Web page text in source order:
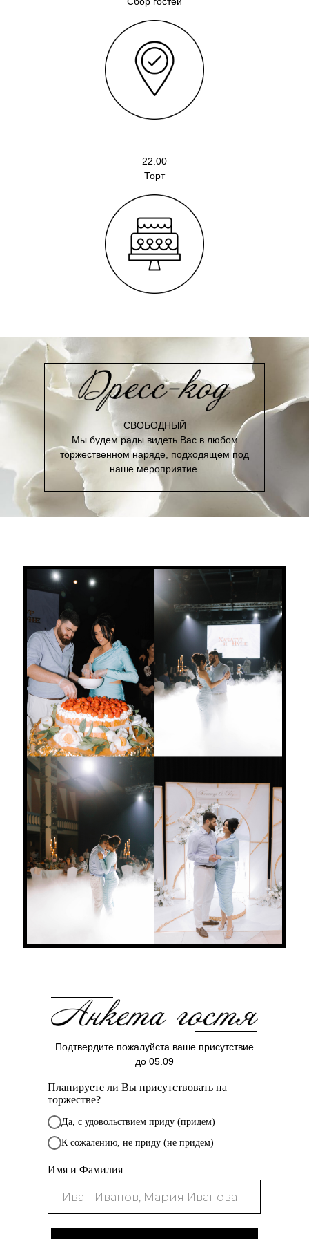
22.00
Торт
СВОБОДНЫЙ
Мы будем рады видеть Вас в любом
торжественном наряде, подходящем под
наше мероприятие.
Планируете ли Вы присутствовать на
торжестве?
Да, с удовольствием приду (придем)
К сожалению, не приду (не придем)
Имя и Фамилия
Подтвердите пожалуйста ваше присутствие
до 05.09